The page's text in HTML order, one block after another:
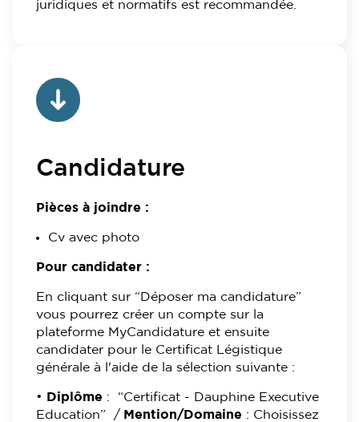
juridiques et normatifs est recommandée.
Candidature
Pièces à joindre :
Cv avec photo
Pour candidater :
En cliquant sur “Déposer ma candidature”
vous pourrez créer un compte sur la
plateforme MyCandidature et ensuite
candidater pour le Certificat Légistique
générale à l'aide de la sélection suivante :
• Diplôme : “Certificat - Dauphine Executive
Education” / Mention/Domaine : Choisissez